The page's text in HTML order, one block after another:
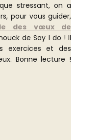
stressant, on a
pour vous guider,
des vœux de
de Say I do ! Il
exercices et des
Bonne lecture !